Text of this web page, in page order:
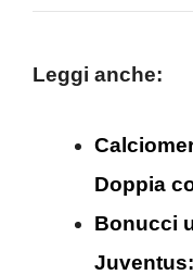
Leggi anche:
Doppia
Bonucci